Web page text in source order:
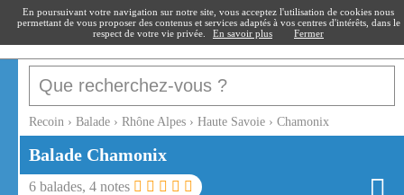
recoin.fr
Recoin › Balade › Rhône Alpes › Haute Savoie › Chamonix
Balade Chamonix
6 balades, 4 notes
En poursuivant votre navigation sur notre site, vous acceptez l'utilisation de cookies nous
permettant de vous proposer des contenus et services adaptés à vos centres d'intérêts, dans le
respect de votre vie privée.
En savoir plus Fermer